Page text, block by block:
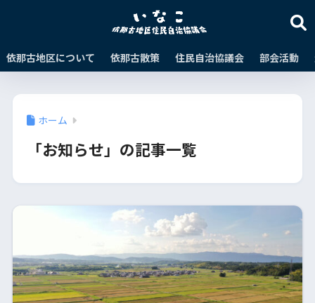
依那古地区について 依那古散策 住民自治協議会 部会活動
ホーム
「お知らせ」の記事一覧